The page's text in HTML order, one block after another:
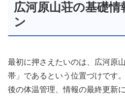
広河原山荘の基礎
ン
最初に押さえたいのは、広河原
帯」であるという位置づけです
後の体温管理、情報の最終更新